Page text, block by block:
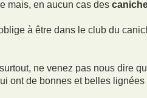
mais, en aucun cas des
à être dans le club du
ne venez pas nous dire
ont de bonnes et belles lignées